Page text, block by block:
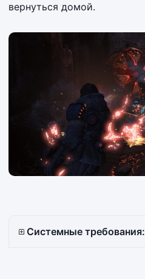
вернуться домой.
Системные требования: